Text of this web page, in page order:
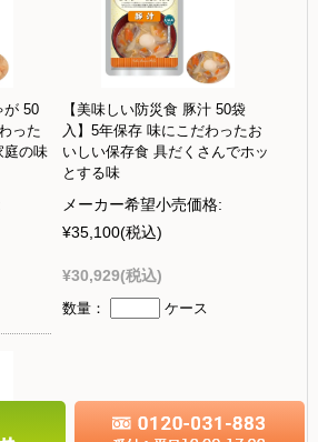
が 50
った
庭の味
【美味しい防災食 豚汁 50袋
入】5年保存 味にこだわったお
いしい保存食 具だくさんでホッ
とする味
メーカー希望小売価格:
¥35,100(税込)
¥30,929(税込)
数量： ケース